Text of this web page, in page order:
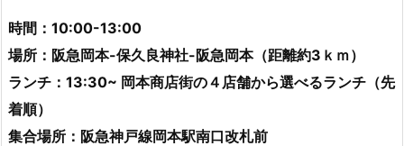
時間：10:00-13:00
場所：阪急岡本-保久良神社-阪急岡本（距離約3ｋｍ）
ランチ：13:30~ 岡本商店街の４店舗から選べるランチ（先
着順）
集合場所：阪急神戸線岡本駅南口改札前